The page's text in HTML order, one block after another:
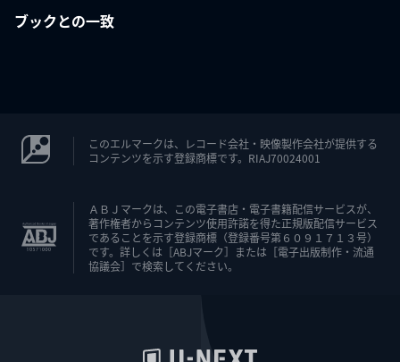
ブックとの一致
このエルマークは、レコード会社・映像製作会社が提供する
コンテンツを示す登録商標です。RIAJ70024001
ＡＢＪマークは、この電子書店・電子書籍配信サービスが、
著作権者からコンテンツ使用許諾を得た正規版配信サービス
であることを示す登録商標（登録番号第６０９１７１３号）
です。詳しくは［ABJマーク］または［電子出版制作・流通
協議会］で検索してください。